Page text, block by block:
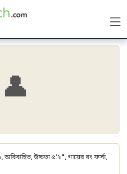
👤
অবিবাহিত, উচ্চতা ৫'২", গায়ের রং ফর্সা,